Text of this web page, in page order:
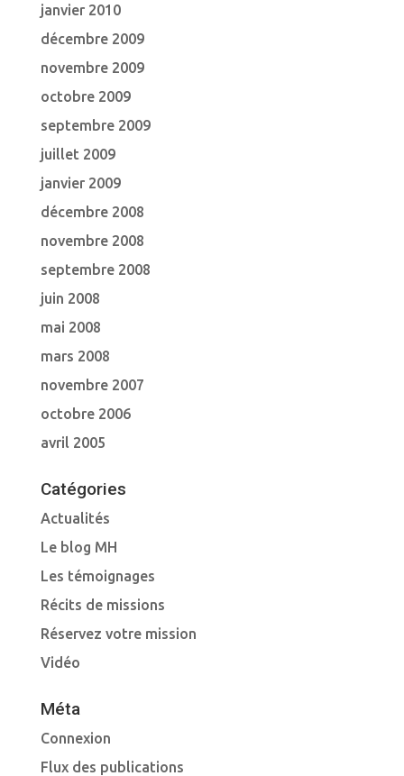
janvier 2010
décembre 2009
novembre 2009
octobre 2009
septembre 2009
juillet 2009
janvier 2009
décembre 2008
novembre 2008
septembre 2008
juin 2008
mai 2008
mars 2008
novembre 2007
octobre 2006
avril 2005
Catégories
Actualités
Le blog MH
Les témoignages
Récits de missions
Réservez votre mission
Vidéo
Méta
Connexion
Flux des publications